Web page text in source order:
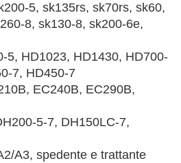
5, sk135rs, sk70rs, sk60,
8, sk130-8, sk200-6e,
5, HD1023, HD1430, HD700-
7, HD450-7
EC240B, EC290B,
5-7, DH150LC-7,
A3, spedente e trattante